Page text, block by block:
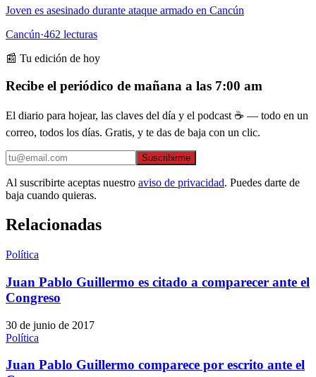
Joven es asesinado durante ataque armado en Cancún
Cancún·462 lecturas
📰 Tu edición de hoy
Recibe el periódico de mañana a las 7:00 am
El diario para hojear, las claves del día y el podcast ☕ — todo en un
correo, todos los días. Gratis, y te das de baja con un clic.
Suscribirme
Al suscribirte aceptas nuestro aviso de privacidad. Puedes darte de
baja cuando quieras.
Relacionadas
Política
Juan Pablo Guillermo es citado a comparecer ante el
Congreso
30 de junio de 2017
Política
Juan Pablo Guillermo comparece por escrito ante el